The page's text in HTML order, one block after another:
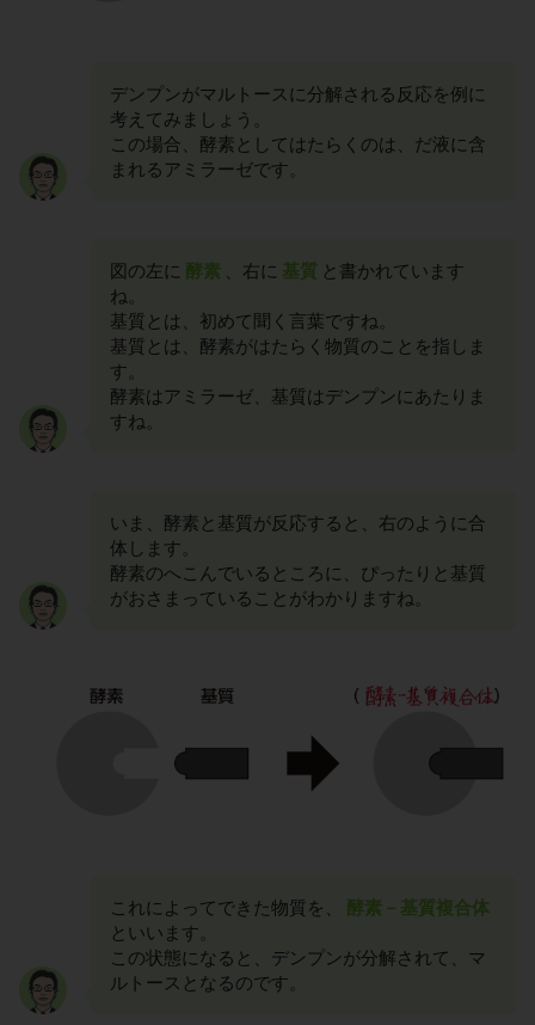
デンプンがマルトースに分解される反応を例に
考えてみましょう。
この場合、酵素としてはたらくのは、だ液に含
まれるアミラーゼです。
図の左に 酵素 、右に 基質 と書かれています
ね。
基質とは、初めて聞く言葉ですね。
基質とは、酵素がはたらく物質のことを指しま
す。
酵素はアミラーゼ、基質はデンプンにあたりま
すね。
いま、酵素と基質が反応すると、右のように合
体します。
酵素のへこんでいるところに、ぴったりと基質
がおさまっていることがわかりますね。
これによってできた物質を、
酵素－基質複合体
といいます。
この状態になると、デンプンが分解されて、マ
ルトースとなるのです。